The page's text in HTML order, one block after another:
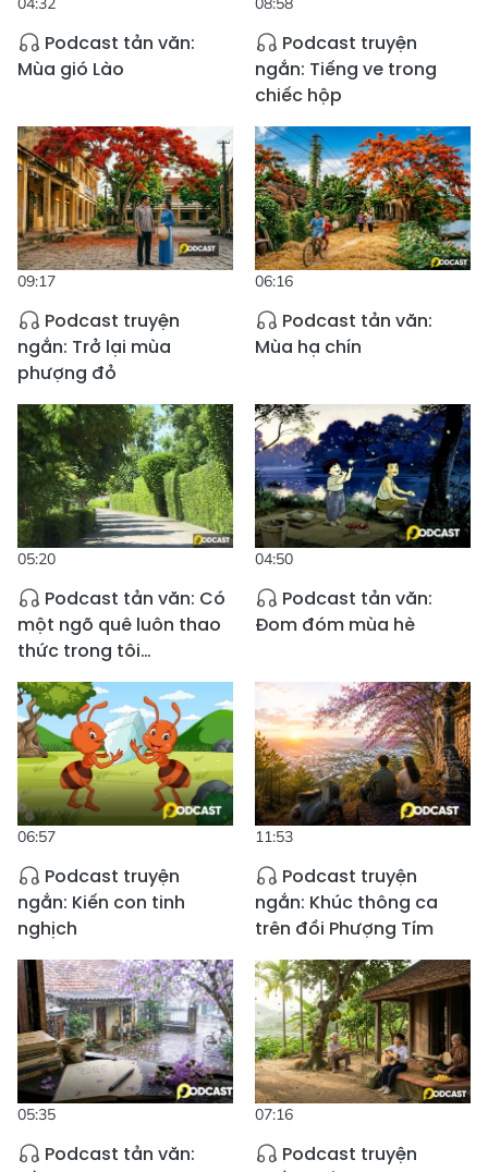
Podcast tản văn:
Mùa gió Lào
Podcast truyện
ngắn: Tiếng ve trong
chiếc hộp
09:17
Podcast truyện
ngắn: Trở lại mùa
phượng đỏ
06:16
Podcast tản văn:
Mùa hạ chín
05:20
Podcast tản văn: Có
một ngõ quê luôn thao
thức trong tôi…
04:50
Podcast tản văn:
Đom đóm mùa hè
06:57
Podcast truyện
ngắn: Kiến con tinh
nghịch
11:53
Podcast truyện
ngắn: Khúc thông ca
trên đồi Phượng Tím
05:35
Podcast tản văn:
07:16
Podcast truyện